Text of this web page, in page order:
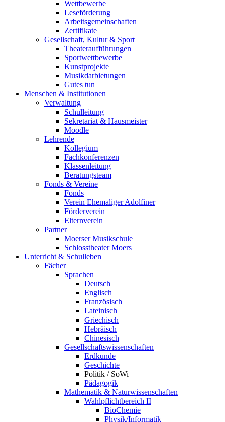
Wettbewerbe
Leseförderung
Arbeitsgemeinschaften
Zertifikate
Gesellschaft, Kultur & Sport
Theateraufführungen
Sportwettbewerbe
Kunstprojekte
Musikdarbietungen
Gutes tun
Menschen & Institutionen
Verwaltung
Schulleitung
Sekretariat & Hausmeister
Moodle
Lehrende
Kollegium
Fachkonferenzen
Klassenleitung
Beratungsteam
Fonds & Vereine
Fonds
Verein Ehemaliger Adolfiner
Förderverein
Elternverein
Partner
Moerser Musikschule
Schlosstheater Moers
Unterricht & Schulleben
Fächer
Sprachen
Deutsch
Englisch
Französisch
Lateinisch
Griechisch
Hebräisch
Chinesisch
Gesellschaftswissenschaften
Erdkunde
Geschichte
Politik / SoWi
Pädagogik
Mathematik & Naturwissenschaften
Wahlpflichtbereich II
BioChemie
Physik/Informatik